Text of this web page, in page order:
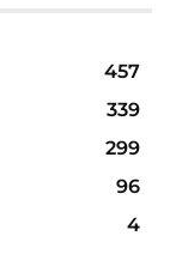
457
339
299
96
4